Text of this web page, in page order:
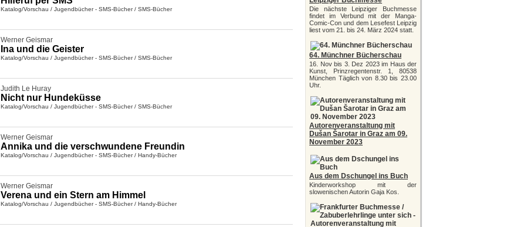
Katalog/Vorschau / Jugendbücher - SMS-Bücher/ SMS-Bücher
Werner Geismar
Ina und die Geister
Katalog/Vorschau / Jugendbücher - SMS-Bücher/ SMS-Bücher
Judith Le Huray
Nicht nur Hundeküsse
Katalog/Vorschau / Jugendbücher - SMS-Bücher/ SMS-Bücher
Werner Geismar
Annika und die verschwundene Freundin
Katalog/Vorschau / Jugendbücher - SMS-Bücher/ Handy-Bücher
Werner Geismar
Verena und ein Stern am Himmel
Katalog/Vorschau / Jugendbücher - SMS-Bücher/ Handy-Bücher
Die nächste Leipziger Buchmesse
findet im Verbund mit der Manga-
Comic-Con und dem Lesefest Leipzig
liest vom 21. bis 24. März 2024 statt.
64. Münchner Bücherschau
16. Nov bis 3. Dez 2023 im Haus der
Kunst, Prinzregentenstr. 1, 80538
München Täglich von 8.30 bis 23.00
Uhr.
Autorenveranstaltung mit
Dušan Šarotar in Graz am 09.
November 2023
Aus dem Dschungel ins Buch
Kinderworkshop mit der
slowenischen Autorin Gaja Kos.